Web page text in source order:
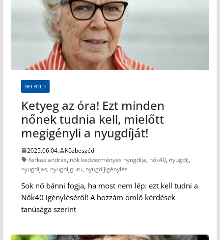
BELFÖLD
Ketyeg az óra! Ezt minden
nőnek tudnia kell, mielőtt
megigényli a nyugdíját!
2025.06.04.
Közbeszéd
farkas andrás, nők kedvezményes nyugdíja, nők40, nyugdíj,
nyugdíjas, nyugdíjguru, nyugdíjigénylés
Sok nő bánni fogja, ha most nem lép: ezt kell tudni a
Nők40 igényléséről! A hozzám ömlő kérdések
tanúsága szerint